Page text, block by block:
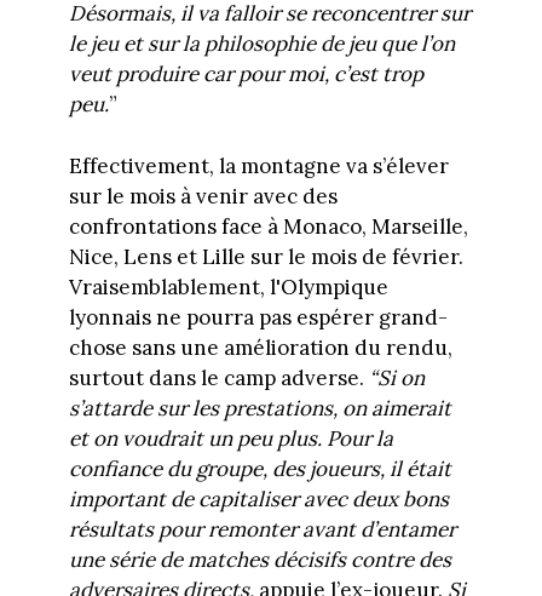
Désormais, il va falloir se reconcentrer sur
le jeu et sur la philosophie de jeu que l’on
veut produire car pour moi, c’est trop
peu.”
Effectivement, la montagne va s’élever
sur le mois à venir avec des
confrontations face à Monaco, Marseille,
Nice, Lens et Lille sur le mois de février.
Vraisemblablement, l'Olympique
lyonnais ne pourra pas espérer grand-
chose sans une amélioration du rendu,
surtout dans le camp adverse. “Si on
s’attarde sur les prestations, on aimerait
et on voudrait un peu plus. Pour la
confiance du groupe, des joueurs, il était
important de capitaliser avec deux bons
résultats pour remonter avant d’entamer
une série de matches décisifs contre des
adversaires directs, appuie l’ex-joueur. Si